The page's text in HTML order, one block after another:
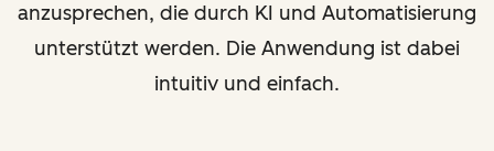
anzusprechen, die durch KI und Automatisierung
unterstützt werden. Die Anwendung ist dabei
intuitiv und einfach.